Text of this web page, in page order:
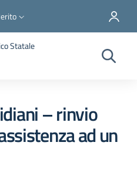
Statale
– rinvio
ad un